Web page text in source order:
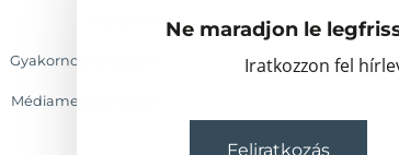
Ne maradjon le
Iratkozzon fel
Feliratkozás
Gyakornoki program
Médiamegjelenések